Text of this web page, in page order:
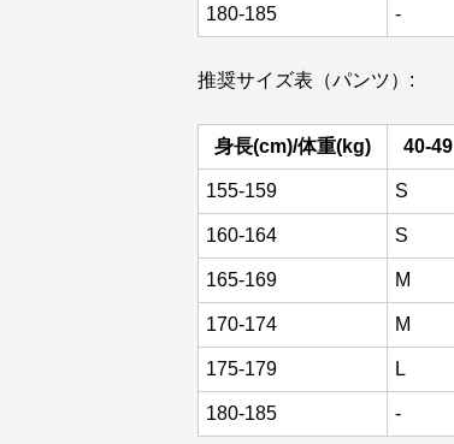
180-185 -
推奨サイズ表（パンツ）:
身長(cm)/体重(kg) 40-49
155-159 S
160-164 S
165-169 M
170-174 M
175-179 L
180-185 -